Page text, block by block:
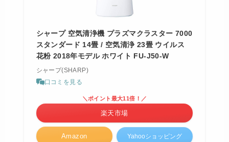
シャープ 空気清浄機 プラズマクラスター 7000
スタンダード 14畳 / 空気清浄 23畳 ウイルス
花粉 2018年モデル ホワイト FU-J50-W
シャープ(SHARP)
口コミを見る
Amazon
＼ポイント最大11倍！／
楽天市場
Yahooショッピング